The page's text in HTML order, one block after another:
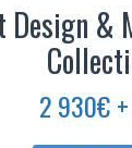
Design &
2 930€